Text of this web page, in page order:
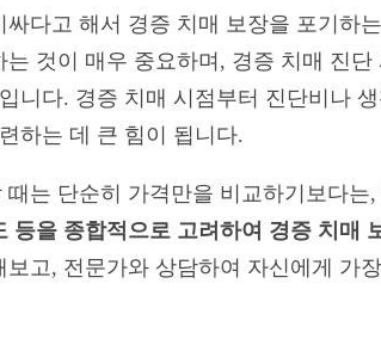
다고 해서 경증 치매 보장을 포기하
것이 매우 중요하며, 경증 치매 진
니다. 경증 치매 시점부터 진단비나
하는 데 큰 힘이 됩니다.
는 단순히 가격만을 비교하기보다는,
등을 종합적으로 고려하여 경증 치매
고, 전문가와 상담하여 자신에게 가